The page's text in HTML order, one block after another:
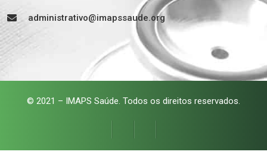
administrativo@imapssaude.org
© 2021 – IMAPS Saúde. Todos os direitos reservados.